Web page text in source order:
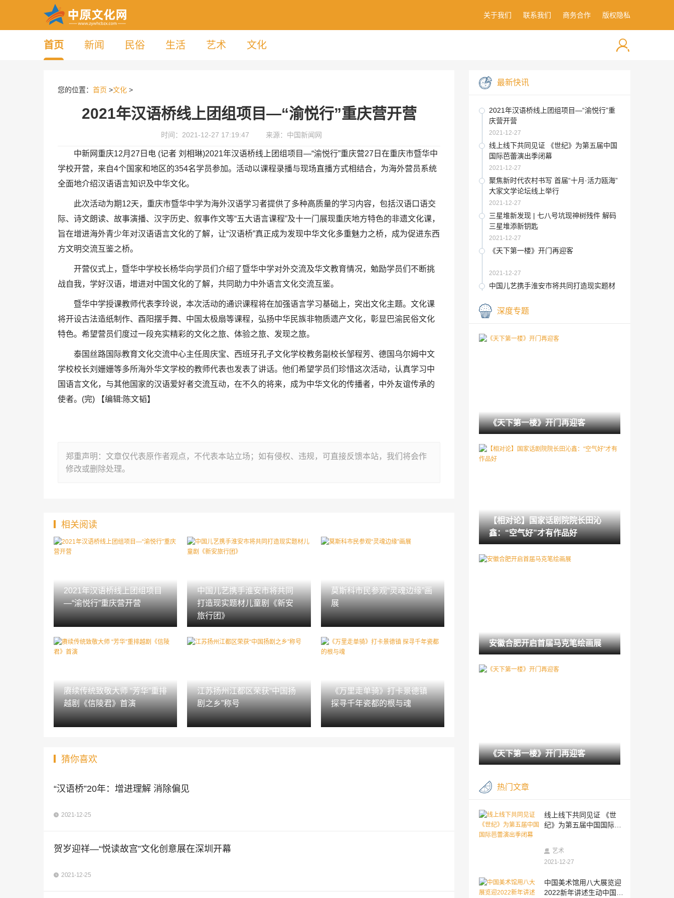
关于我们 联系我们 商务合作 版权隐私
首页 新闻 民俗 生活 艺术 文化
您的位置： 首页 >文化 >
2021年汉语桥线上团组项目—“渝悦行”重庆营开营
时间：2021-12-27 17:19:47 来源：中国新闻网
中新网重庆12月27日电 (记者 刘相琳)2021年汉语桥线上团组项目—“渝悦行”重庆营27日在重庆市暨华中
学校开营，来自4个国家和地区的354名学员参加。活动以课程录播与现场直播方式相结合，为海外营员系统
全面地介绍汉语语言知识及中华文化。
此次活动为期12天，重庆市暨华中学为海外汉语学习者提供了多种高质量的学习内容，包括汉语口语交
际、诗文朗读、故事演播、汉字历史、叙事作文等“五大语言课程”及十一门展现重庆地方特色的非遗文化课，
旨在增进海外青少年对汉语语言文化的了解，让“汉语桥”真正成为发现中华文化多重魅力之桥，成为促进东西
方文明交流互鉴之桥。
开营仪式上，暨华中学校长杨华向学员们介绍了暨华中学对外交流及华文教育情况，勉励学员们不断挑
战自我，学好汉语，增进对中国文化的了解，共同助力中外语言文化交流互鉴。
暨华中学授课教师代表李玲说，本次活动的通识课程将在加强语言学习基础上，突出文化主题。文化课
将开设古法造纸制作、酉阳摆手舞、中国太极扇等课程，弘扬中华民族非物质遗产文化，彰显巴渝民俗文化
特色。希望营员们度过一段充实精彩的文化之旅、体验之旅、发现之旅。
泰国丝路国际教育文化交流中心主任周庆宝、西班牙孔子文化学校教务副校长邹程芳、德国乌尔姆中文
学校校长刘姗姗等多所海外华文学校的教师代表也发表了讲话。他们希望学员们珍惜这次活动，认真学习中
国语言文化，与其他国家的汉语爱好者交流互动，在不久的将来，成为中华文化的传播者，中外友谊传承的
使者。(完) 【编辑:陈文韬】
郑重声明：文章仅代表原作者观点，不代表本站立场；如有侵权、违规，可直接反馈本站，我们将会作
修改或删除处理。
相关阅读
2021年汉语桥线上团组项目
—“渝悦行”重庆营开营
中国儿艺携手淮安市将共同
打造现实题材儿童剧《新安
旅行团》
莫斯科市民参观“灵魂边缘”画
展
赓续传统致敬大师 “芳华”重排
越剧《信陵君》首演
江苏扬州江都区荣获“中国扬
剧之乡”称号
《万里走单骑》打卡景德镇
探寻千年瓷都的根与魂
猜你喜欢
“汉语桥”20年：增进理解 消除偏见
2021-12-25
贺岁迎祥—“悦读故宫”文化创意展在深圳开幕
2021-12-25
最新快讯
2021年汉语桥线上团组项目—“渝悦行”重
庆营开营
2021-12-27
线上线下共同见证 《世纪》为第五届中国
国际芭蕾演出季闭幕
2021-12-27
聚焦新时代农村书写 首届“十月·活力瓯海”
大家文学论坛线上举行
2021-12-27
三星堆新发现 | 七八号坑现神树残件 解码
三星堆添新钥匙
2021-12-27
《天下第一楼》开门再迎客
2021-12-27
中国儿艺携手淮安市将共同打造现实题材
2021-12-27
2021-12-27
2021-12-27
莫斯科市民参观“灵魂边缘”画展
2021-12-27
江苏扬州江都区荣获“中国扬剧之乡”称号
2021-12-27
《天下第一楼》开门再迎客
江苏扬州江都区荣获“中国扬剧之乡”称号
安徽合肥开启首届马克笔绘画展
三星堆添新钥匙
2021-12-27
三星堆添新钥匙
江苏扬州江都区荣获“中国扬剧之乡”称号
2021-12-27
莫斯科市民参观“灵魂边缘”画展
赓续传统致敬大师 “芳华”重排越剧《信陵
君》首演
深度专题
《天下第一楼》开门再迎客
【相对论】国家话剧院院长田沁
鑫：“空气好”才有作品好
安徽合肥开启首届马克笔绘画展
《天下第一楼》开门再迎客
热门文章
线上线下共同见证 《世
纪》为第五届中国国际芭
艺术
2021-12-27
中国美术馆用八大展览迎
2022新年讲述生动中国故